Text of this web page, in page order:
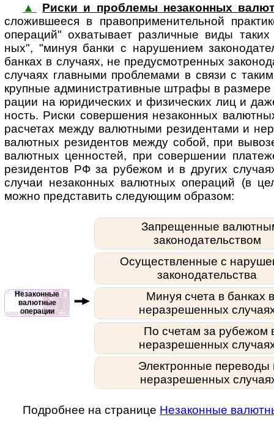
▲
Риски и проблемы незаконных
сложив­шееся в пра­во­при­ме­ни­тель­ной
опе­ра­ций" охва­ты­вает раз­лич­ные виды
ных", "минуя банки с нару­ше­нием
бан­ках в слу­чаях, не пре­ду­смот­рен­ных
случаях глав­ными проб­ле­мами в связи с
круп­ные адми­ни­стра­тив­ные штрафы в
ра­ции на юриди­ческих и физи­ческих лиц и
ность. Риски совер­ше­ния неза­кон­ных
рас­че­тах между валют­ными рези­ден­тами и
валют­ных рези­дентов между собой, при
валют­ных цен­нос­тей, при совер­шении
рези­ден­тов РФ за рубе­жом и в дру­гих
слу­чаи неза­кон­ных валют­ных опера­ций (в
можно пред­ста­вить следу­ющим образом:
Незаконные
валютные
операции
Запрещенные
законодательством
Осуществленные с
законодательства
Минуя счета в банках в
неразрешенных
По счетам за рубежом
неразрешенных
Электронные переводы
неразрешенных
Подробнее на странице Незаконные